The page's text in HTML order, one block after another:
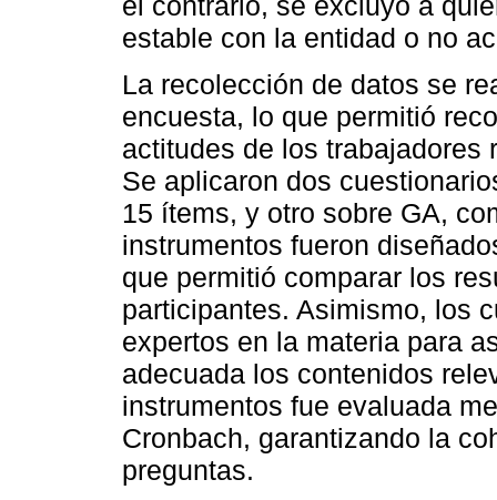
estable con la entidad o no
La recolección de datos se
encuesta, lo que permitió
actitudes de los trabajadores
Se aplicaron dos
15 ítems, y otro sobre GA,
instrumentos fueron
que permitió comparar los
participantes. Asimismo, los
expertos en la materia para
adecuada los contenidos
instrumentos fue evaluada
Cronbach, garantizando la
preguntas.